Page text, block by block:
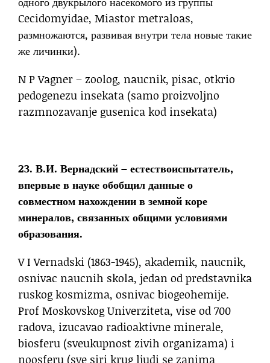
Cecidomyidae, Miastor metraloas,
размножаются, развивая внутри тела новые такие
же личинки).
N P Vagner – zoolog, naucnik, pisac, otkrio
pedogenezu insekata (samo proizvoljno
razmnozavanje gusenica kod insekata)
23. В.И. Вернадский – естествоиспытатель,
впервые в науке обобщил данные о
совместном нахождении в земной коре
минералов, связанных общими условиями
образования.
V I Vernadski (1863-1945), akademik, naucnik,
osnivac naucnih skola, jedan od predstavnika
ruskog kosmizma, osnivac biogeohemije.
Prof Moskovskog Univerziteta, vise od 700
radova, izucavao radioaktivne minerale,
biosferu (sveukupnost zivih organizama) i
noosferu (sve siri krug ljudi se zanima